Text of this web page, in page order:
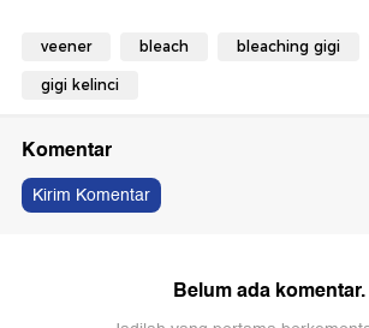
veener bleach bleaching gigi
gigi kelinci
Komentar
Kirim Komentar
Belum ada komentar.